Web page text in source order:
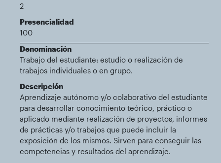
2
Presencialidad
100
Denominación
Trabajo del estudiante: estudio o realización de
trabajos individuales o en grupo.
Descripción
Aprendizaje autónomo y/o colaborativo del estudiante
para desarrollar conocimiento teórico, práctico o
aplicado mediante realización de proyectos, informes
de prácticas y/o trabajos que puede incluir la
exposición de los mismos. Sirven para conseguir las
competencias y resultados del aprendizaje.